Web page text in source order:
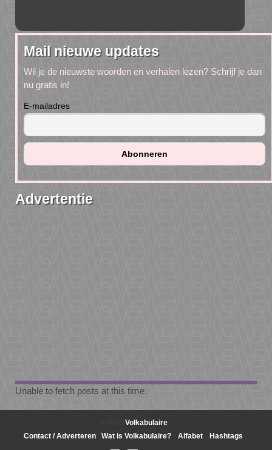
Mail nieuwe updates
Wil je de nieuwste woorden en verhalen lezen? Schrijf je dan
nu gratis in!
E-mailadres
Advertentie
Unable to fetch posts at this time.
Volkabulaire
Contact / Adverteren
Wat is Volkabulaire? Alfabet Hashtags